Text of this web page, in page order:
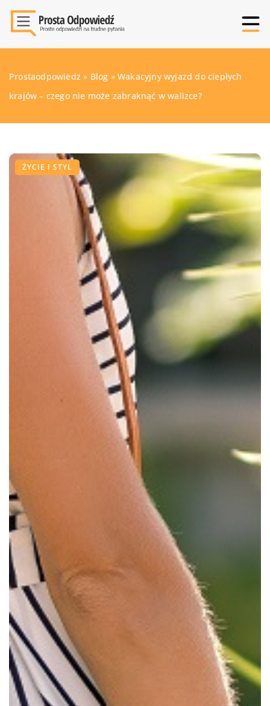
Prostaodpowiedz » Blog »Wakacyjny wyjazd do ciepłych
krajów – czego nie może zabraknąć w walizce?
ŻYCIE I STYL